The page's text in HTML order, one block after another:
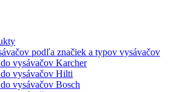
podľa značiek a typov vysávačov
vysávačov Karcher
vysávačov Hilti
vysávačov Bosch